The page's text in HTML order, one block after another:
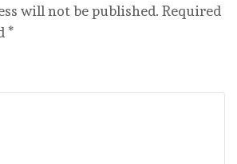
will not be published. Required
*